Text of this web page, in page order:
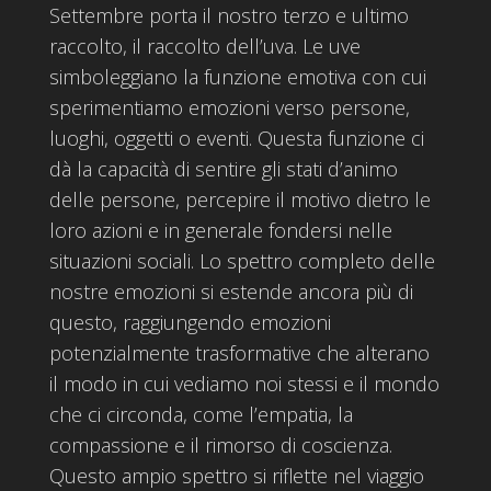
Settembre porta il nostro terzo e ultimo
raccolto, il raccolto dell’uva. Le uve
simboleggiano la funzione emotiva con cui
sperimentiamo emozioni verso persone,
luoghi, oggetti o eventi. Questa funzione ci
dà la capacità di sentire gli stati d’animo
delle persone, percepire il motivo dietro le
loro azioni e in generale fondersi nelle
situazioni sociali. Lo spettro completo delle
nostre emozioni si estende ancora più di
questo, raggiungendo emozioni
potenzialmente trasformative che alterano
il modo in cui vediamo noi stessi e il mondo
che ci circonda, come l’empatia, la
compassione e il rimorso di coscienza.
Questo ampio spettro si riflette nel viaggio